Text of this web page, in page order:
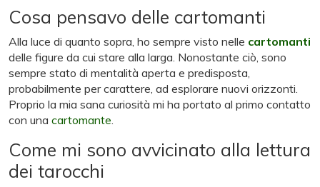
Cosa pensavo delle cartomanti
Alla luce di quanto sopra, ho sempre visto nelle cartomanti
delle figure da cui stare alla larga. Nonostante ciò, sono
sempre stato di mentalità aperta e predisposta,
probabilmente per carattere, ad esplorare nuovi orizzonti.
Proprio la mia sana curiosità mi ha portato al primo contatto
con una cartomante
Come mi sono avvicinato alla lettura
dei tarocchi